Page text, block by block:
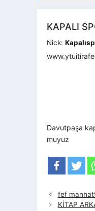
KAPALI
Nick:
Davutpaşa
muyuz
fef
KİTAP